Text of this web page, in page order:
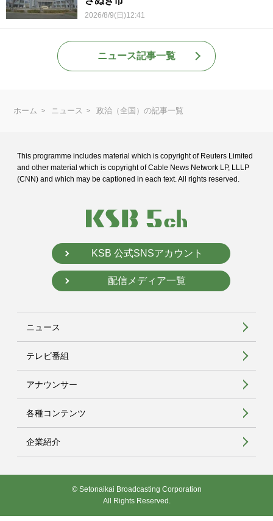
2026/8/9(日)12:41
ニュース記事一覧
ホーム ニュース 政治（全国）の記事一覧
This programme includes material which is copyright of Reuters Limited
and other material which is copyright of Cable News Network LP, LLLP
(CNN) and which may be captioned in each text. All rights reserved.
KSB 公式SNSアカウント
配信メディア一覧
ニュース
テレビ番組
アナウンサー
各種コンテンツ
企業紹介
© Setonaikai Broadcasting Corporation
All Rights Reserved.